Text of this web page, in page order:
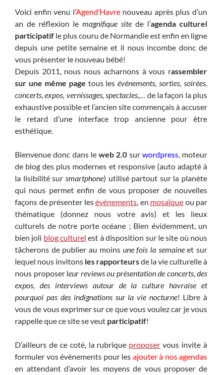
Voici enfin venu l’Agend’Havrenouveau après plus d’un
an de réflexion le magnifique site de l’agenda culturel
participatif le plus couru de Normandie est enfin en ligne
depuis une petite semaine et il nous incombe donc de
vous présenter le nouveau bébé!
Depuis 2011, nous nous acharnons à vous rassembler
sur une même page tous lesévénements, sorties, soirées,
concerts, expos, vernissages, spectacles,… de la façon la plus
exhaustive possible et l’ancien site commençais à accuser
le retard d’une interface trop ancienne pour être
esthétique.
Bienvenue donc dans le web 2.0 sur wordpress, moteur
de blog des plus modernes et responsive (auto adapté à
la lisibilité sur smartphone) utilisé partout sur la planète
qui nous permet enfin de vous proposer de nouvelles
façons de présenter lesévénements, en mosaïque ou par
thématique (donnez nous votre avis) et les lieux
culturels de notre porte océane ; Bien évidemment, un
bien joli blog culturel est à disposition sur le site où nous
tâcherons de publier au moins une fois la semaineet sur
lequel nous invitons les rapporteursde la vie culturelle à
nous proposer leur reviews ou présentation de concerts, des
expos, des interviews autour de la culture havraise et
pourquoi pas des indignations sur la vie nocturne! Libre à
vous de vous exprimer sur ce que vous voulez car je vous
rappelle que ce site se veut participatif!
D’ailleurs de ce coté, la rubrique proposer vous invite à
formuler vos événements pour les ajouter à nos agendas
en attendant d’avoir les moyens de vous proposer de